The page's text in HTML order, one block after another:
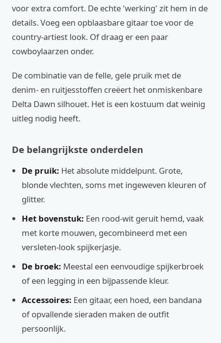
voor extra comfort. De echte 'werking' zit hem in de
details. Voeg een opblaasbare gitaar toe voor de
country-artiest look. Of draag er een paar
cowboylaarzen onder.
De combinatie van de felle, gele pruik met de
denim- en ruitjesstoffen creëert het onmiskenbare
Delta Dawn silhouet. Het is een kostuum dat weinig
uitleg nodig heeft.
De belangrijkste onderdelen
De pruik: Het absolute middelpunt. Grote,
blonde vlechten, soms met ingeweven kleuren of
glitter.
Het bovenstuk: Een rood-wit geruit hemd, vaak
met korte mouwen, gecombineerd met een
versleten-look spijkerjasje.
De broek: Meestal een eenvoudige spijkerbroek
of een legging in een bijpassende kleur.
Accessoires: Een gitaar, een hoed, een bandana
of opvallende sieraden maken de outfit
persoonlijk.